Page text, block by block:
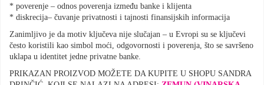
* poverenje – odnos poverenja između banke i klijenta
* diskrecija– čuvanje privatnosti i tajnosti finansijskih informacija
Zanimljivo je da motiv ključeva nije slučajan – u Evropi su se ključevi
često koristili kao simbol moći, odgovornosti i poverenja, što se savršeno
uklapa u identitet jedne privatne banke.
PRIKAZAN PROIZVOD MOŽETE DA KUPITE U SHOPU SANDRA